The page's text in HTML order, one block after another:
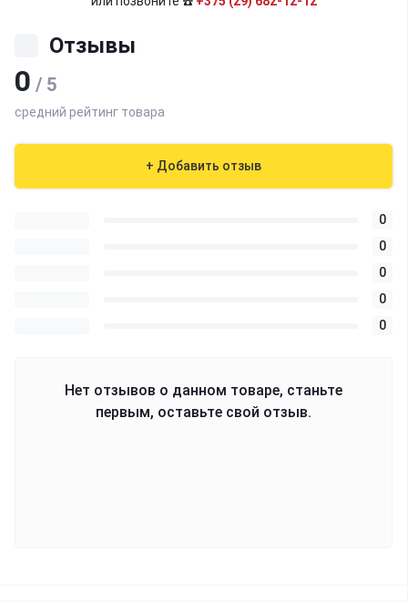
Отзывы
0 / 5
средний рейтинг товара
+ Добавить отзыв
0
0
0
0
0
Нет отзывов о данном товаре, станьте
первым, оставьте свой отзыв.